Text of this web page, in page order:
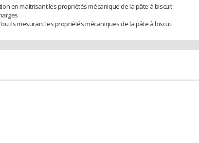
en maitrisant les propriétés mécanique de la pâte à biscuit :
mesurant les propriétés mécaniques de la pâte à biscuit